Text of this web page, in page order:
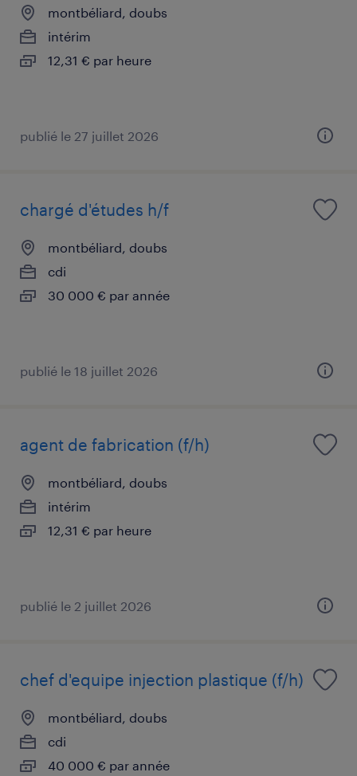
montbéliard, doubs
intérim
12,31 € par heure
publié le 27 juillet 2026
chargé d'études h/f
montbéliard, doubs
cdi
30 000 € par année
publié le 18 juillet 2026
agent de fabrication (f/h)
montbéliard, doubs
intérim
12,31 € par heure
publié le 2 juillet 2026
chef d'equipe injection plastique (f/h)
montbéliard, doubs
cdi
40 000 € par année